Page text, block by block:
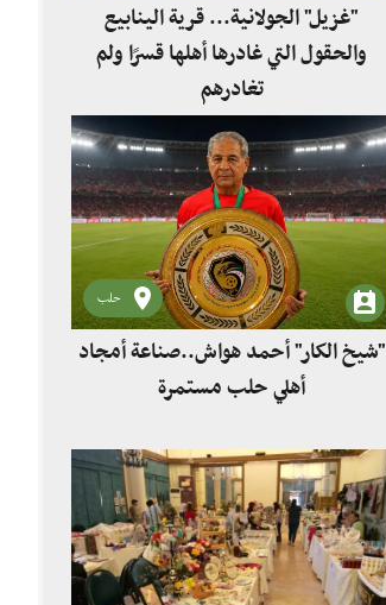
"غزيل" الجولانية... قرية الينابيع
والحقول التي غادرها أهلها قسرًا ولم
تغادرهم
حلب
"شيخ الكار" أحمد هواش..صناعة أمجاد
أهلي حلب مستمرة